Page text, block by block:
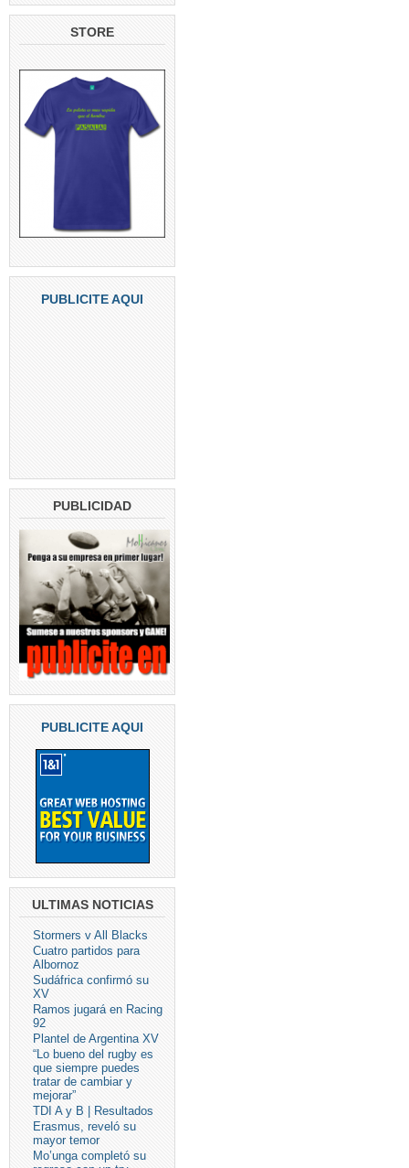
STORE
PUBLICITE AQUI
PUBLICIDAD
PUBLICITE AQUI
ULTIMAS NOTICIAS
Stormers v All Blacks
Cuatro partidos para
Albornoz
Sudáfrica confirmó su
XV
Ramos jugará en Racing
92
Plantel de Argentina XV
“Lo bueno del rugby es
que siempre puedes
tratar de cambiar y
mejorar”
TDI A y B | Resultados
Erasmus, reveló su
mayor temor
Mo’unga completó su